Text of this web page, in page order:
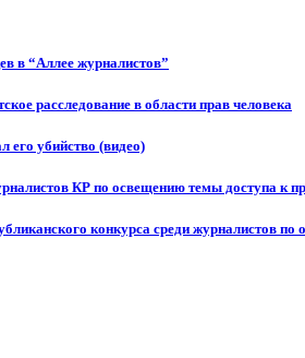
в “Аллее журналистов”
расследование в области прав человека
его убийство (видео)
КР по освещению темы доступа к
конкурса среди журналистов